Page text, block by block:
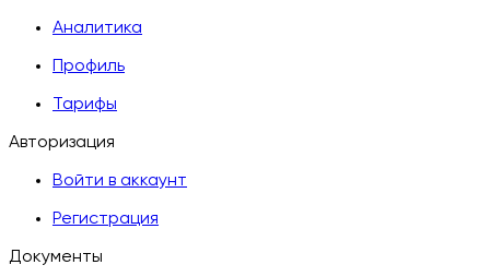
Аналитика
Профиль
Тарифы
Авторизация
Войти в аккаунт
Регистрация
Документы